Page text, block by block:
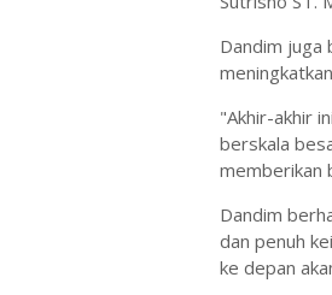
Dandim juga
"Akhir-akhir
berskala
memberikan
Dandim
dan penuh
ke depan